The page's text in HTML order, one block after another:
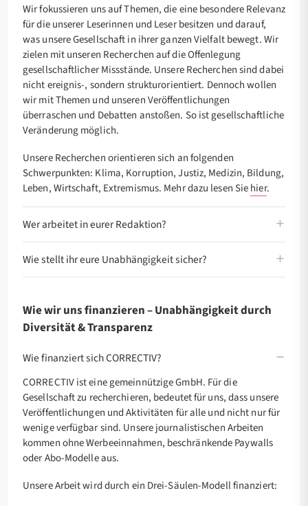
Wir fokussieren uns auf Themen, die eine besondere Relevanz
für die unserer Leserinnen und Leser besitzen und darauf,
was unsere Gesellschaft in ihrer ganzen Vielfalt bewegt. Wir
zielen mit unseren Recherchen auf die Offenlegung
gesellschaftlicher Missstände. Unsere Recherchen sind dabei
nicht ereignis-, sondern strukturorientiert. Dennoch wollen
wir mit Themen und unseren Veröffentlichungen
überraschen und Debatten anstoßen. So ist gesellschaftliche
Veränderung möglich.
Unsere Recherchen orientieren sich an folgenden
Schwerpunkten: Klima, Korruption, Justiz, Medizin, Bildung,
Leben, Wirtschaft, Extremismus. Mehr dazu lesen Siehier.
Wer arbeitet in eurer Redaktion?
Wie stellt ihr eure Unabhängigkeit sicher?
Wie wir uns finanzieren – Unabhängigkeit durch
Diversität & Transparenz
Wie finanziert sich CORRECTIV?
CORRECTIV ist eine gemeinnützige GmbH. Für die
Gesellschaft zu recherchieren, bedeutet für uns, dass unsere
Veröffentlichungen und Aktivitäten für alle und nicht nur für
wenige verfügbar sind. Unsere journalistischen Arbeiten
kommen ohne Werbeeinnahmen, beschränkende Paywalls
oder Abo-Modelle aus.
Unsere Arbeit wird durch ein Drei-Säulen-Modell finanziert: